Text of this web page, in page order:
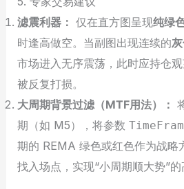
滤震利器： 仅在直方图呈现纯绿
时逢高做空。当副图出现连续的
市场进入无序震荡，此时应持仓
被反复打损。
大周期背景过滤（MTF用法）：
期（如 M5），将参数
期的 REMA 绿色或红色作为战略
找入场点，实现“小周期顺大势”的